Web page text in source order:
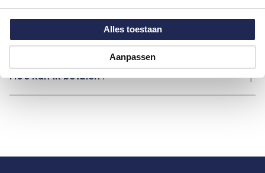
Alles toestaan
Aanpassen
Over Marvelis
Hoe kan ik betalen?